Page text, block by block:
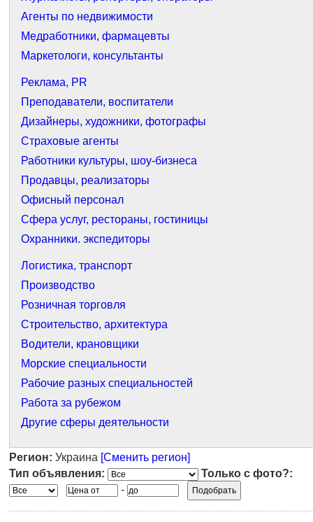
Агенты по недвижимости
Медработники, фармацевты
Маркетологи, консультанты
Реклама, PR
Преподаватели, воспитатели
Дизайнеры, художники, фотографы
Страховые агенты
Работники культуры, шоу-бизнеса
Продавцы, реализаторы
Офисный персонал
Сфера услуг, рестораны, гостиницы
Охранники. экспедиторы
Логистика, транспорт
Производство
Розничная торговля
Строительство, архитектура
Водители, крановщики
Морские специальности
Рабочие разных специальностей
Работа за рубежом
Другие сферы деятельности
Регион: Украина [Сменить регион]
Тип объявления:
Только с фото?:
-